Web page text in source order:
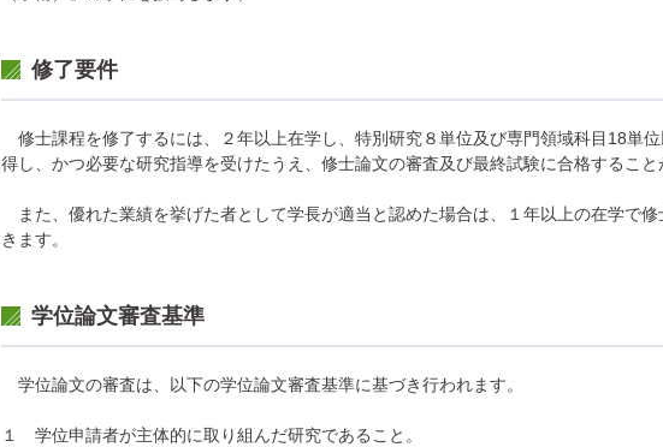
修了要件
修士課程を修了するには、２年以上在学し、特別研究８単位及び専門領域科目18単
得し、かつ必要な研究指導を受けたうえ、修士論文の審査及び最終試験に合格すること
また、優れた業績を挙げた者として学長が適当と認めた場合は、１年以上の在学で
きます。
学位論文審査基準
学位論文の審査は、以下の学位論文審査基準に基づき行われます。
１ 学位申請者が主体的に取り組んだ研究であること。